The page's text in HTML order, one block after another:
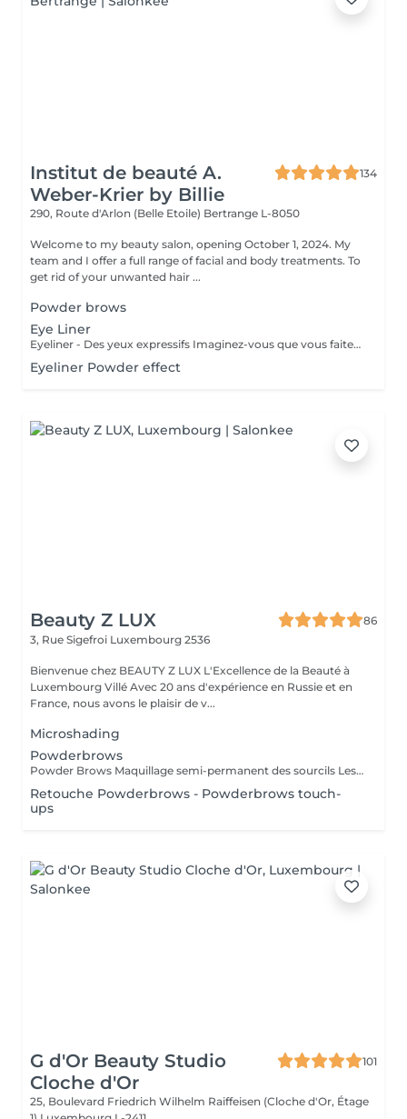
Institut de beauté A.
Weber-Krier by Billie
134
290, Route d'Arlon (Belle Etoile) Bertrange L-8050
Welcome to my beauty salon, opening October 1, 2024. My
team and I offer a full range of facial and body treatments. To
get rid of your unwanted hair ...
Powder brows
Eye Liner
Eyeliner - Des yeux expressifs Imaginez-vous que vous faites du sport, que vous allez vous baigner ou au sauna et que votre Eyeliner ne s'efface pas, ne coule pas plus jamais. Vos cils paraissent plus fournis et vos yeux sont plus expressifs grâce à un Eyeliner fin. L'Eyeliner est aussi la solution parfaite si vous portez des lentilles ou si vous avez des problèmes de vue ou bien si vous voulez tout simplement gagner du temps. Vous avez le choix entre un Eyeliner très fin et discret et un Eyeliner décoratif, tout comme vous le souhaitez. Dans tous les cas l'Eyeliner mettra vos yeux en valeur.
Eyeliner Powder effect
Beauty Z LUX
86
3, Rue Sigefroi Luxembourg 2536
Bienvenue chez BEAUTY Z LUX L'Excellence de la Beauté à
Luxembourg Villé Avec 20 ans d'expérience en Russie et en
France, nous avons le plaisir de v...
Microshading
Powderbrows
Powder Brows Maquillage semi-permanent des sourcils Les Powder Brows, aussi appelés ombrage des sourcils, sont une technique de maquillage semi-permanent qui donne un effet poudré, doux et structuré aux sourcils. Contrairement au microblading qui imite les poils, les Powder Brows créent un dégradé de couleur, plus ou moins intense selon le rendu souhaité. Idéal pour : Celles et ceux qui souhaitent des sourcils nets, remplis et bien dessinés Tous types de peau, y compris les peaux grasses ou sensibles Un rendu maquillé naturel ou plus sophistiqué selon vos envies Durée : La séance dure environ 1h Une retouche est à prévoir 4 à 6 semaines après la première séance Résultat durable de 1 à 3 ans selon le type de peau et l'entretien Avantages : Gagnez du temps chaque matin Des sourcils parfaits en toute circonstance Résultat sur mesure adapté à la morphologie de votre visage
Retouche Powderbrows - Powderbrows touch-
ups
G d'Or Beauty Studio
Cloche d'Or
101
25, Boulevard Friedrich Wilhelm Raiffeisen (Cloche d'Or, Étage